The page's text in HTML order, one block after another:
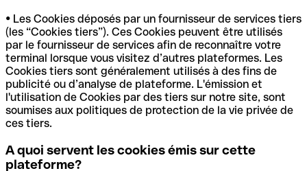
• Les Cookies déposés par un fournisseur de services tiers
(les “Cookies tiers”). Ces Cookies peuvent être utilisés
par le fournisseur de services afin de reconnaître votre
terminal lorsque vous visitez d’autres plateformes. Les
Cookies tiers sont généralement utilisés à des fins de
publicité ou d’analyse de plateforme. L'émission et
l'utilisation de Cookies par des tiers sur notre site, sont
soumises aux politiques de protection de la vie privée de
ces tiers.
A quoi servent les cookies émis sur cette
plateforme?